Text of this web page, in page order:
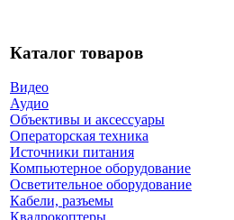
Каталог товаров
Видео
Аудио
Объективы и аксессуары
Операторская техника
Источники питания
Компьютерное оборудование
Осветительное оборудование
Кабели, разъемы